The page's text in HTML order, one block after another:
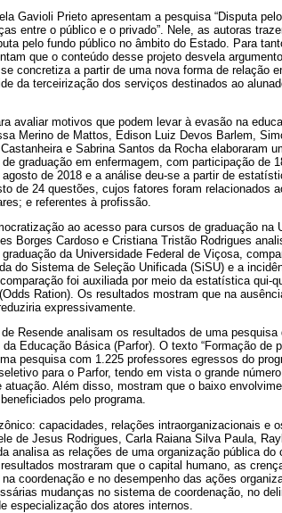
Gavioli Prieto apresentam a pesquisa “Disputa
entre o público e o privado”. Nele, as autoras
pelo fundo público no âmbito do Estado. Para
que o conteúdo desse projeto desvela
concretiza a partir de uma nova forma de relação
da terceirização dos serviços destinados ao
avaliar motivos que podem levar à evasão na
Merino de Mattos, Edison Luiz Devos Barlem,
e Sabrina Santos da Rocha elaboraram
graduação em enfermagem, com participação de
de 2018 e a análise deu-se a partir de
de 24 questões, cujos fatores foram relacionados
e referentes à profissão.
ao acesso para cursos de graduação na
Borges Cardoso e Cristiana Tristão Rodrigues
da Universidade Federal de Viçosa,
do Sistema de Seleção Unificada (SiSU) e a
foi auxiliada por meio da estatística qui-
Ration). Os resultados mostram que na
expressivamente.
Resende analisam os resultados de uma
Educação Básica (Parfor). O texto “Formação de
pesquisa com 1.225 professores egressos do
para o Parfor, tendo em vista o grande
Além disso, mostram que o baixo
pelo programa.
capacidades, relações intraorganizacionais e
de Jesus Rodrigues, Carla Raiana Silva Paula,
analisa as relações de uma organização pública
mostraram que o capital humano, as
coordenação e no desempenho das ações
mudanças no sistema de coordenação, no
especialização dos atores internos.